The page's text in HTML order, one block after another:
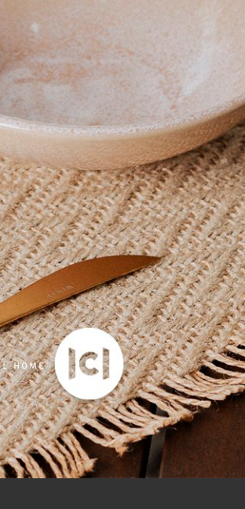
70 cm + 8 cm de abas nos três lados
e beleza com o máximo
de banho exclusiva, com super
uma seleção de acessórios
essas toalhas, tenho várias há anos.
tb.
de Banho Algodão Egípcio Buddemeyer Bege